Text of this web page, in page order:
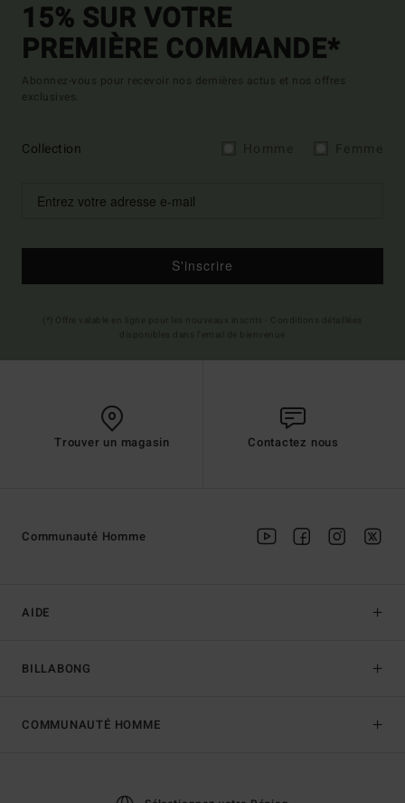
15% SUR VOTRE
PREMIÈRE COMMANDE*
Abonnez-vous pour recevoir nos dernières actus et nos offres
exclusives.
Collection
S'inscrire
Trouver un magasin Contactez nous
AIDE
BILLABONG
Communauté Homme
COMMUNAUTÉ HOMME